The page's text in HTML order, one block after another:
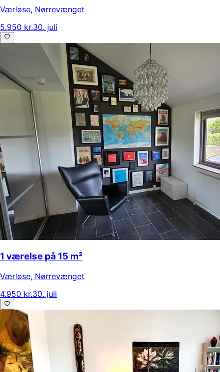
Værløse, Nørrevænget
5.950 kr.30. juli
1 værelse på 15 m²
Værløse, Nørrevænget
4.950 kr.30. juli